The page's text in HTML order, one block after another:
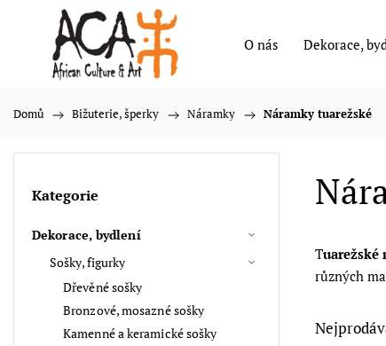
O nás Dekorace,
Domů / Bižuterie, šperky / Náramky / Náramky tuarežské
Kategorie
Dekorace, bydlení
Sošky, figurky
Dřevěné sošky
Bronzové, mosazné sošky
Kamenné a keramické sošky
Tuarežské
různých